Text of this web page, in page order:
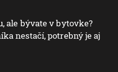
ale bývate v bytovke?
nestačí, potrebný je aj